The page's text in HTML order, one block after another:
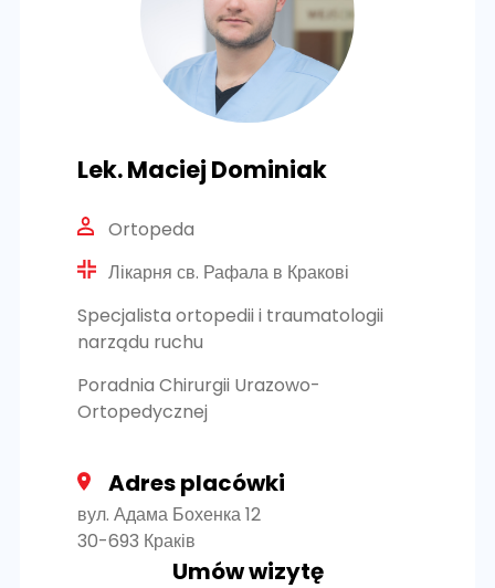
Lek. Maciej Dominiak
Ortopeda
Лікарня св. Рафала в Кракові
Specjalista ortopedii i traumatologii
narządu ruchu
Poradnia Chirurgii Urazowo-
Ortopedycznej
Adres placówki
вул. Адама Бохенка 12
30-693 Краків
Umów wizytę